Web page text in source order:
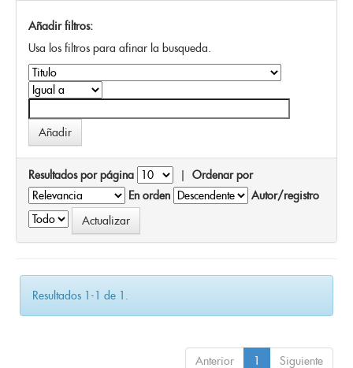
Añadir filtros:
Usa los filtros para afinar la busqueda.
Resultados por página | Ordenar por
En orden
Autor/registro
Resultados 1-1 de 1.
Anterior 1 Siguiente